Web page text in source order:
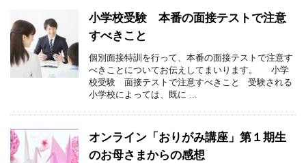
小学校受験 本番の面接テストで注意
すべきこと
個別面接特訓を行って、本番の面接テストで注意す
べきことについてお伝えしてまいります。 小学
校受験 面接テストで注意すべきこと 受験される
小学校によっては、既に ...
オンライン「おりがみ講座」第１期生
のお母さまからの感想